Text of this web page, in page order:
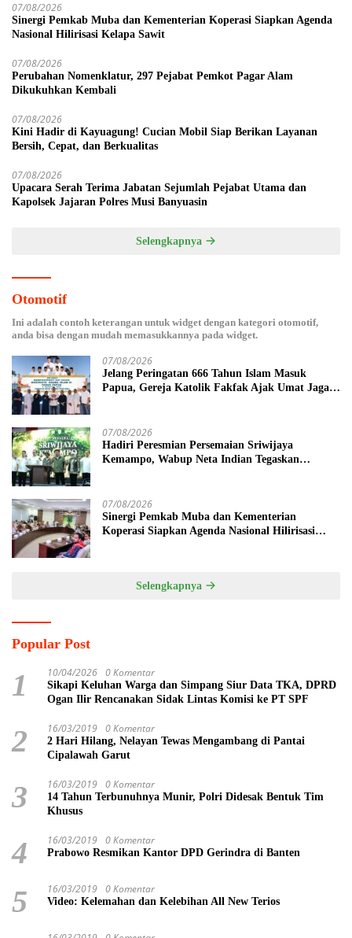
07/08/2026
Sinergi Pemkab Muba dan Kementerian Koperasi Siapkan Agenda
Nasional Hilirisasi Kelapa Sawit
07/08/2026
Perubahan Nomenklatur, 297 Pejabat Pemkot Pagar Alam
Dikukuhkan Kembali
07/08/2026
Kini Hadir di Kayuagung! Cucian Mobil Siap Berikan Layanan
Bersih, Cepat, dan Berkualitas
07/08/2026
Upacara Serah Terima Jabatan Sejumlah Pejabat Utama dan
Kapolsek Jajaran Polres Musi Banyuasin
Selengkapnya
Otomotif
Ini adalah contoh keterangan untuk widget dengan kategori otomotif,
anda bisa dengan mudah memasukkannya pada widget.
07/08/2026
Jelang Peringatan 666 Tahun Islam Masuk
Papua, Gereja Katolik Fakfak Ajak Umat Jaga
07/08/2026
Hadiri Peresmian Persemaian Sriwijaya
Kemampo, Wabup Neta Indian Tegaskan
07/08/2026
Sinergi Pemkab Muba dan Kementerian
Koperasi Siapkan Agenda Nasional Hilirisasi
Selengkapnya
Popular Post
1 10/04/2026 0 Komentar
Sikapi Keluhan Warga dan Simpang Siur Data TKA, DPRD
Ogan Ilir Rencanakan Sidak Lintas Komisi ke PT SPF
2 16/03/2019 0 Komentar
2 Hari Hilang, Nelayan Tewas Mengambang di Pantai
Cipalawah Garut
3 16/03/2019 0 Komentar
14 Tahun Terbunuhnya Munir, Polri Didesak Bentuk Tim
Khusus
4 16/03/2019 0 Komentar
Prabowo Resmikan Kantor DPD Gerindra di Banten
5 16/03/2019 0 Komentar
Video: Kelemahan dan Kelebihan All New Terios